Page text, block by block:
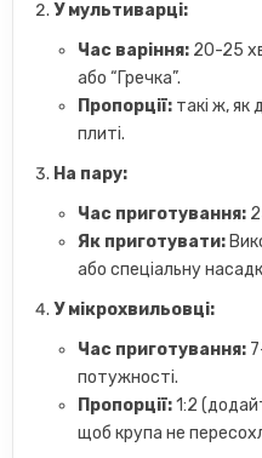
У мультиварці:
Час варіння: 20-25
або “Гречка”.
Пропорції: такі ж, як
плиті.
На пару:
Час приготування:
Як приготувати:
або спеціальну
У мікрохвильовці:
Час приготування:
потужності.
Пропорції:1:2
щоб крупа не